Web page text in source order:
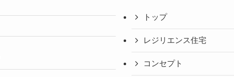
トップ
レジリエンス住宅
コンセプト